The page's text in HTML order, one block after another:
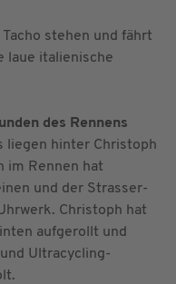
stehen und fährt
laue italienische
des Rennens
liegen hinter Christoph
im Rennen hat
und der Strasser-
Christoph hat
aufgerollt und
Ultracycling-